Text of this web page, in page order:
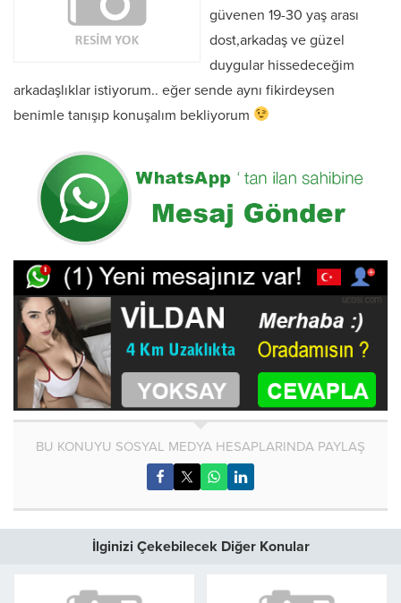
güvenen 19-30 yaş arası
dost,arkadaş ve güzel
duygular hissedeceğim
arkadaşlıklar istiyorum.. eğer sende aynı fikirdeysen
benimle tanışıp konuşalım bekliyorum
BU KONUYU SOSYAL MEDYA HESAPLARINDA PAYLAŞ
İlginizi Çekebilecek Diğer Konular